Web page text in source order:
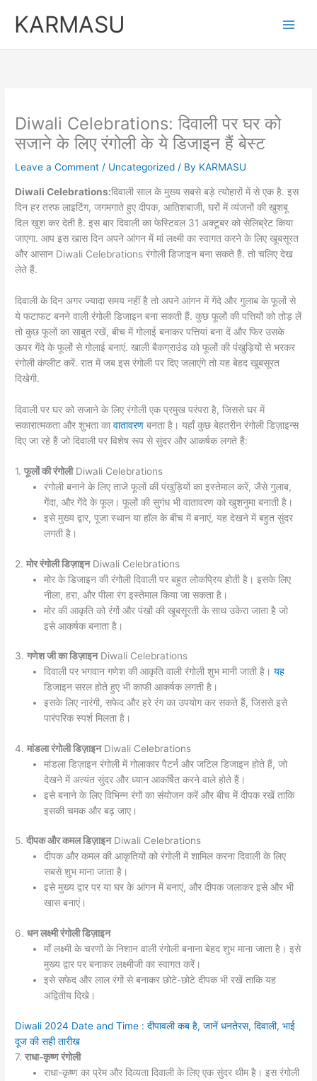
KARMASU
Diwali Celebrations: दिवाली पर घर को
सजाने के लिए रंगोली के ये डिजाइन हैं बेस्ट
Leave a Comment / Uncategorized / By KARMASU
Diwali Celebrations:दिवाली साल के मुख्य सबसे बड़े त्योहारों में से एक है. इस
दिन हर तरफ लाइटिंग, जगमगाते हुए दीपक, आतिशबाजी, घरों में व्यंजनों की खुशबू
दिल खुश कर देती है. इस बार दिवाली का फेस्टिवल 31 अक्टूबर को सेलिब्रेट किया
जाएगा. आप इस खास दिन अपने आंगन में मां लक्ष्मी का स्वागत करने के लिए खूबसूरत
और आसान Diwali Celebrations रंगोली डिजाइन बना सकते हैं. तो चलिए देख
लेते हैं.
दिवाली के दिन अगर ज्यादा समय नहीं है तो अपने आंगन में गेंदे और गुलाब के फूलों से
ये फटाफट बनने वाली रंगोली डिजाइन बना सकती हैं. कुछ फूलों की पत्तियों को तोड़ लें
तो कुछ फूलों का साबुत रखें, बीच में गोलाई बनाकर पत्तियां बना दें और फिर उसके
ऊपर गेंदे के फूलों से गोलाई बनाएं. खाली बैकग्राउंड को फूलों की पंखुड़ियों से भरकर
रंगोली कंप्लीट करें. रात में जब इस रंगोली पर दिए जलाएंगे तो यह बेहद खूबसूरत
दिखेगी.
दिवाली पर घर को सजाने के लिए रंगोली एक प्रमुख परंपरा है, जिससे घर में
सकारात्मकता और शुभता कावातावरण बनता है। यहाँ कुछ बेहतरीन रंगोली डिज़ाइन्स
दिए जा रहे हैं जो दिवाली पर विशेष रूप से सुंदर और आकर्षक लगते हैं:
1.फूलों की रंगोलीDiwali Celebrations
रंगोली बनाने के लिए ताजे फूलों की पंखुड़ियों का इस्तेमाल करें, जैसे गुलाब,
गेंदा, और गेंदे के फूल। फूलों की सुगंध भी वातावरण को खुशनुमा बनाती है।
इसे मुख्य द्वार, पूजा स्थान या हॉल के बीच में बनाएं, यह देखने में बहुत सुंदर
लगती है।
2.मोर रंगोली डिज़ाइनDiwali Celebrations
मोर के डिजाइन की रंगोली दिवाली पर बहुत लोकप्रिय होती है। इसके लिए
नीला, हरा, और पीला रंग इस्तेमाल किया जा सकता है।
मोर की आकृति को रंगों और पंखों की खूबसूरती के साथ उकेरा जाता है जो
इसे आकर्षक बनाता है।
3.गणेश जी का डिज़ाइनDiwali Celebrations
दिवाली पर भगवान गणेश की आकृति वाली रंगोली शुभ मानी जाती है।यह
डिजाइन सरल होते हुए भी काफी आकर्षक लगती है।
इसके लिए नारंगी, सफेद और हरे रंग का उपयोग कर सकते हैं, जिससे इसे
पारंपरिक स्पर्श मिलता है।
4.मांडला रंगोली डिज़ाइनDiwali Celebrations
मांडला डिज़ाइन रंगोली में गोलाकार पैटर्न और जटिल डिजाइन होते हैं, जो
देखने में अत्यंत सुंदर और ध्यान आकर्षित करने वाले होते हैं।
इसे बनाने के लिए विभिन्न रंगों का संयोजन करें और बीच में दीपक रखें ताकि
इसकी चमक और बढ़ जाए।
5.दीपक और कमल डिज़ाइनDiwali Celebrations
दीपक और कमल की आकृतियों को रंगोली में शामिल करना दिवाली के लिए
सबसे शुभ माना जाता है।
इसे मुख्य द्वार पर या घर के आंगन में बनाएं, और दीपक जलाकर इसे और भी
खास बनाएं।
6.धन लक्ष्मी रंगोली डिज़ाइन
माँ लक्ष्मी के चरणों के निशान वाली रंगोली बनाना बेहद शुभ माना जाता है। इसे
मुख्य द्वार पर बनाकर लक्ष्मीजी का स्वागत करें।
इसे सफेद और लाल रंगों से बनाकर छोटे-छोटे दीपक भी रखें ताकि यह
अद्वितीय दिखे।
Diwali 2024 Date and Time : दीपावली कब है, जानें धनतेरस, दिवाली, भाई
दूज की सही तारीख
7.राधा-कृष्ण रंगोली
राधा-कृष्ण का प्रेम और दिव्यता दिवाली के लिए एक सुंदर थीम है। इस रंगोली